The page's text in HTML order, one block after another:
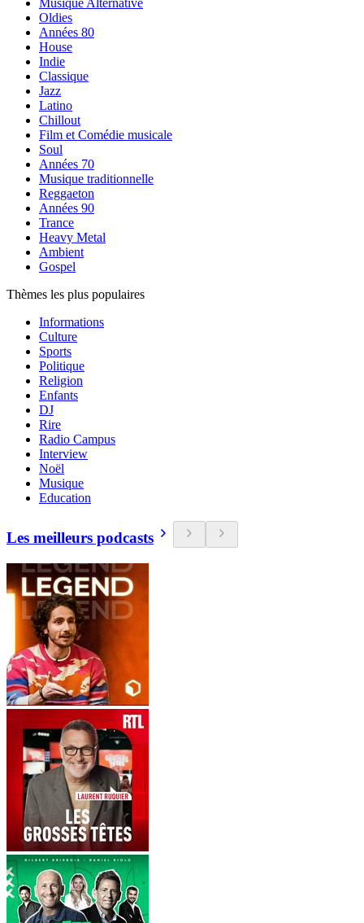
Musique Alternative
Oldies
Années 80
House
Indie
Classique
Jazz
Latino
Chillout
Film et Comédie musicale
Soul
Années 70
Musique traditionnelle
Reggaeton
Années 90
Trance
Heavy Metal
Ambient
Gospel
Thèmes les plus populaires
Informations
Culture
Sports
Politique
Religion
Enfants
DJ
Rire
Radio Campus
Interview
Noël
Musique
Education
Les meilleurs podcasts